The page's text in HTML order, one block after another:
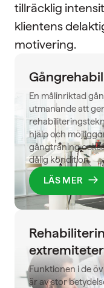
tillräcklig
klientens
motivering.
En målinriktad
utmanande att
hjälp och
gångträning
dålig kondition.
LÄS MER
extremiteter
Funktionen i de
är av stor